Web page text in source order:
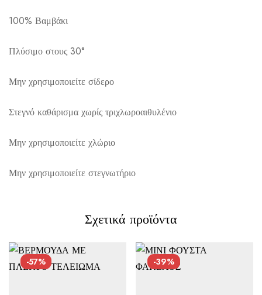
100% Βαμβάκι
Πλύσιμο στους 30°
Μην χρησιμοποιείτε σίδερο
Στεγνό καθάρισμα χωρίς τριχλωροαιθυλένιο
Μην χρησιμοποιείτε χλώριο
Μην χρησιμοποιείτε στεγνωτήριο
Αποστολή σε πόλη: 2,50€
Αντικαταβολή: 2,50€
Σχετικά προϊόντα
-57% -39%